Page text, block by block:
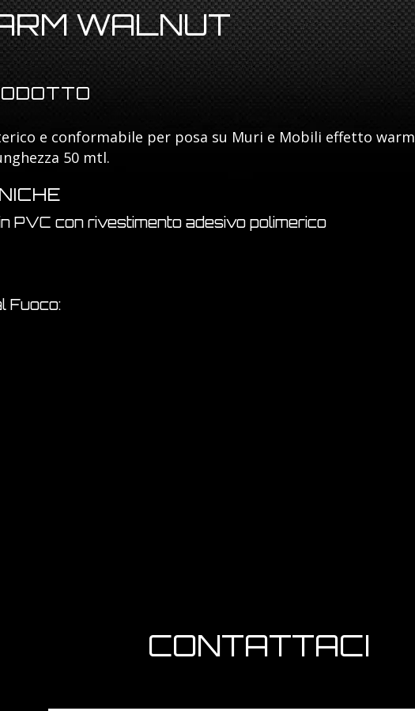
WALNUT
e conformabile per posa su Muri e Mobili effetto warm
50 mtl.
PVC con rivestimento adesivo polimerico
Fuoco:
CONTATTACI